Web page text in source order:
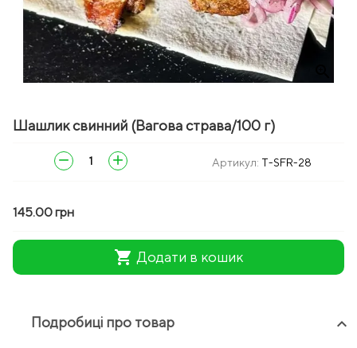
Шашлик свинний (Вагова страва/100 г)
remove add Артикул: T-SFR-28
145.00 грн
shopping_cart Додати в кошик
Подробиці про товар keyboard_arrow_up